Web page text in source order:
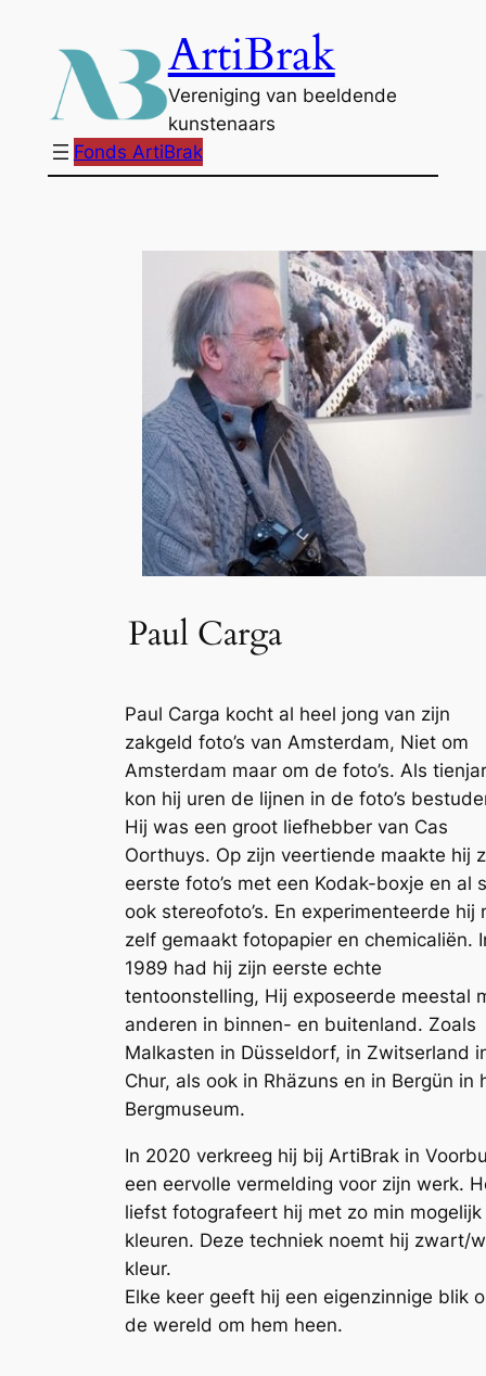
inhoud
ArtiBrak
Vereniging van beeldende
kunstenaars
Fonds ArtiBrak
Paul Carga
Paul Carga kocht al heel jong van zijn
zakgeld foto’s van Amsterdam, Niet om
Amsterdam maar om de foto’s. Als
kon hij uren de lijnen in de foto’s
Hij was een groot liefhebber van Cas
Oorthuys. Op zijn veertiende maakte hij
eerste foto’s met een Kodak-boxje en al
ook stereofoto’s. En experimenteerde hij
zelf gemaakt fotopapier en chemicaliën.
1989 had hij zijn eerste echte
tentoonstelling, Hij exposeerde meestal
anderen in binnen- en buitenland. Zoals
Malkasten in Düsseldorf, in Zwitserland
Chur, als ook in Rhäzuns en in Bergün in
Bergmuseum.
In 2020 verkreeg hij bij ArtiBrak in
een eervolle vermelding voor zijn werk.
liefst fotografeert hij met zo min mogelijk
kleuren. Deze techniek noemt hij zwart/
kleur.
Elke keer geeft hij een eigenzinnige blik
de wereld om hem heen.